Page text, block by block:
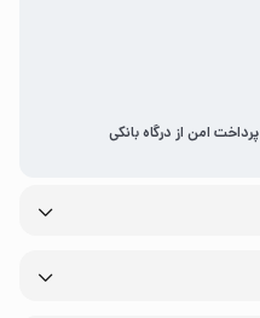
پرداخت امن از درگاه بانکی